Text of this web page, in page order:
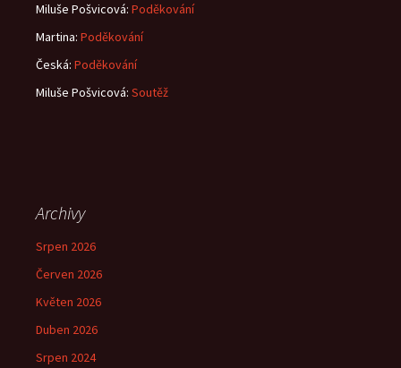
Miluše Pošvicová: Poděkování
Martina: Poděkování
Česká: Poděkování
Miluše Pošvicová: Soutěž
Archivy
Srpen 2026
Červen 2026
Květen 2026
Duben 2026
Srpen 2024